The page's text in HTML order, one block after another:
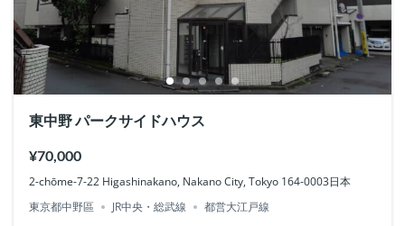
東中野 パークサイドハウス
¥70,000
2-chōme-7-22 Higashinakano, Nakano City, Tokyo 164-0003日本
東京都中野區
JR中央・総武線 都営大江戸線